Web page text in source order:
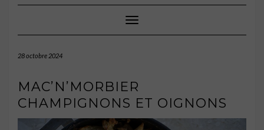
Toggle Navigation
28 octobre 2024
MAC’N’MORBIER
CHAMPIGNONS ET OIGNONS